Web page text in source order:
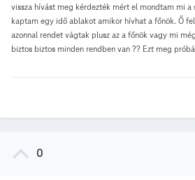
vissza hívást meg kérdezték mért el mondtam mi
kaptam egy idő ablakot amikor hívhat a főnök. Ő
azonnal rendet vágtak plusz az a főnök vagy mi
biztos biztos minden rendben van ?? Ezt meg
0